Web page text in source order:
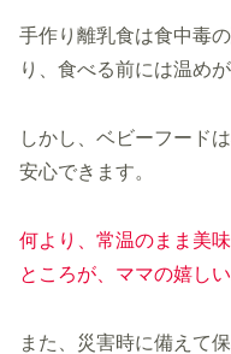
手作り離乳食は食中毒
り、食べる前には温めが
しかし、ベビーフード
安心できます。
何より、常温のまま美
ところが、ママの嬉し
また、災害時に備えて